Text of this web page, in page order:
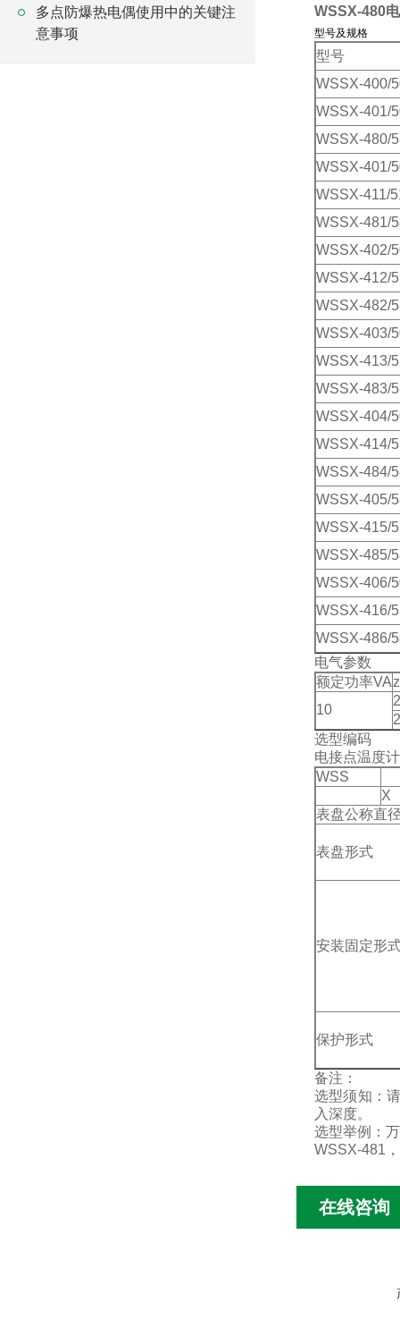
多点防爆热电偶使用中的关键注
意事项
WSSX-480
型号及规格
型号
WSSX-400/
WSSX-401/
WSSX-480/
WSSX-401/
WSSX-411/
WSSX-481/
WSSX-402/
WSSX-412/
WSSX-482/
WSSX-403/
WSSX-413/
WSSX-483/
WSSX-404/
WSSX-414/
WSSX-484/
WSSX-405/
WSSX-415/
WSSX-485/
WSSX-406/
WSSX-416/
WSSX-486/
电气参数
额定功率VA
10
选型编码
电接点温度
WSS
X
表盘公称直
表盘形式
安装固定形
保护形式
备注：
选型须知：
入深度。
选型举例：
WSSX-481
在线咨询